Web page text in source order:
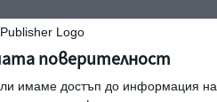
поверителност
имаме достъп до информация на